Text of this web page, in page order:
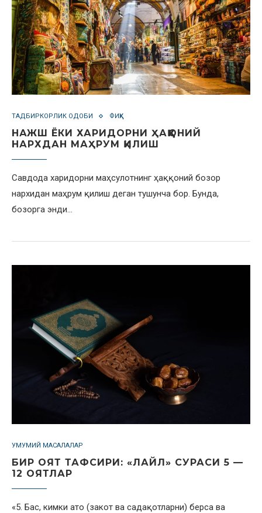
ТАДБИРКОРЛИК ОДОБИ ФИҚҲ
НАЖШ ЁКИ ХАРИДОРНИ ҲАҚҚОНИЙ
НАРХДАН МАҲРУМ ҚИЛИШ
Савдода харидорни маҳсулотнинг ҳаққоний бозор
нархидан маҳрум қилиш деган тушунча бор. Бунда,
бозорга энди…
УМУМИЙ МАСАЛАЛАР
БИР ОЯТ ТАФСИРИ: «ЛАЙЛ» СУРАСИ 5 —
12 ОЯТЛАР
«5. Бас, кимки ато (закот ва садақотларни) берса ва